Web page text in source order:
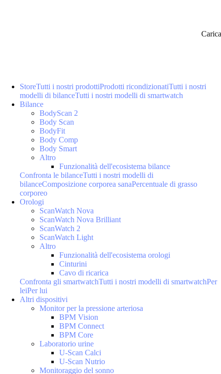
StoreTutti i nostri prodottiProdotti ricondizionatiTutti i nostri
modelli di bilanceTutti i nostri modelli di smartwatch
Bilance
BodyScan 2
Body Scan
BodyFit
Body Comp
Body Smart
Altro
Funzionalità dell'ecosistema bilance
Confronta le bilanceTutti i nostri modelli di
bilanceComposizione corporea sanaPercentuale di grasso
corporeo
Orologi
ScanWatch Nova
ScanWatch Nova Brilliant
ScanWatch 2
ScanWatch Light
Altro
Funzionalità dell'ecosistema orologi
Cinturini
Cavo di ricarica
Confronta gli smartwatchTutti i nostri modelli di smartwatchPer
leiPer lui
Altri dispositivi
Monitor per la pressione arteriosa
BPM Vision
BPM Connect
BPM Core
Laboratorio urine
U-Scan Calci
U-Scan Nutrio
Monitoraggio del sonno